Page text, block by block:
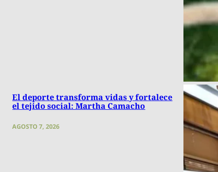
El deporte transforma vidas y fortalece
el tejido social: Martha Camacho
AGOSTO 7, 2026